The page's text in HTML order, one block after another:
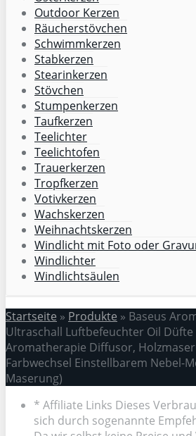
Outdoor Kerzen
Räucherstövchen
Schwimmkerzen
Stabkerzen
Stearinkerzen
Stövchen
Stumpenkerzen
Taufkerzen
Teelichter
Teelichtofen
Trauerkerzen
Tropfkerzen
Votivkerzen
Wachskerzen
Weihnachtskerzen
Windlicht mit Foto oder
Windlichter
Windlichtsäulen
Startseite » Produkte » Baseus
Ultraschall Luftbefeuchter Oil Düfte
Aromatherapie Diffusor,
Farbwechsel Einstellbarem Nebel-
Maserung)
* Affiliate Links Dieses
sich durch sogenannte